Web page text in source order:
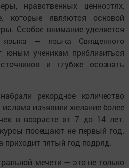
нравственных ценностях,
которые являются основой
Особое внимание уделяется
языка — языка Священного
юным ученикам приблизиться
и глубже осознать
рекордное количество
изъявили желание более
в возрасте от 7 до 14 лет.
посещают не первый год.
пятый год подряд.
мечети — это не только